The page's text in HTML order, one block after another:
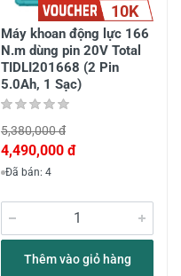
10K
Máy khoan động lực 166
N.m dùng pin 20V Total
TIDLI201668 (2 Pin
5.0Ah, 1 Sạc)
5,380,000 đ
4,490,000 đ
Đã bán: 4
Thêm vào giỏ hàng